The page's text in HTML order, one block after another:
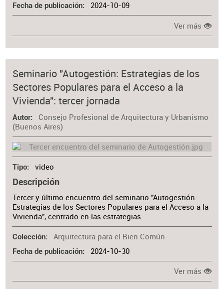
Fecha de publicación 2024-10-09
Ver más
Seminario "Autogestión: Estrategias de los
Sectores Populares para el Acceso a la
Vivienda": tercer jornada
Autor
Consejo Profesional de Arquitectura y Urbanismo
(Buenos Aires)
Tipo video
Descripción
Tercer y último encuentro del seminario "Autogestión:
Estrategias de los Sectores Populares para el Acceso a la
Vivienda", centrado en las estrategias…
Colección Arquitectura para el Bien Común
Fecha de publicación 2024-10-30
Ver más